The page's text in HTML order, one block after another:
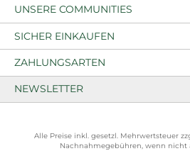
UNSERE COMMUNITIES
SICHER EINKAUFEN
ZAHLUNGSARTEN
NEWSLETTER
Alle Preise inkl. gesetzl. Mehrwertsteuer
Nachnahmegebühren, wenn nicht